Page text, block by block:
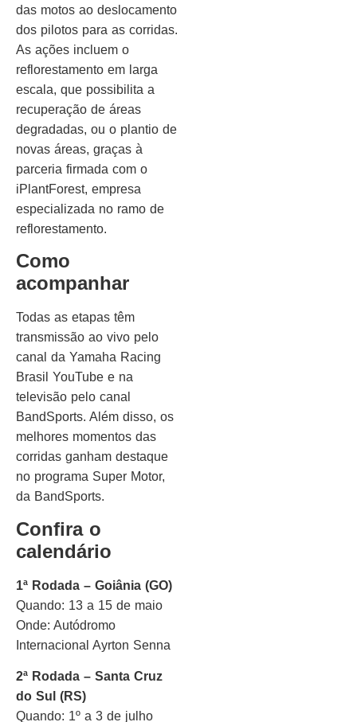
das motos ao deslocamento
dos pilotos para as corridas.
As ações incluem o
reflorestamento em larga
escala, que possibilita a
recuperação de áreas
degradadas, ou o plantio de
novas áreas, graças à
parceria firmada com o
iPlantForest, empresa
especializada no ramo de
reflorestamento.
Como
acompanhar
Todas as etapas têm
transmissão ao vivo pelo
canal da Yamaha Racing
Brasil YouTube e na
televisão pelo canal
BandSports. Além disso, os
melhores momentos das
corridas ganham destaque
no programa Super Motor,
da BandSports.
Confira o
calendário
1ª Rodada – Goiânia (GO)
Quando: 13 a 15 de maio
Onde: Autódromo
Internacional Ayrton Senna
2ª Rodada – Santa Cruz
do Sul (RS)
Quando: 1º a 3 de julho